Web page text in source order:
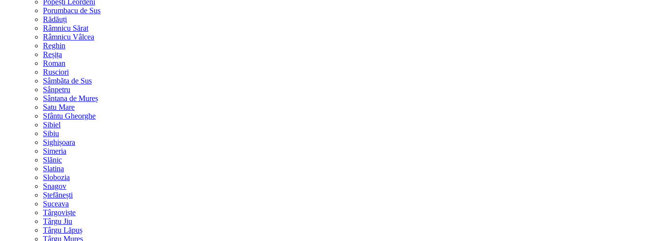
Popești Leordeni
Porumbacu de Sus
Rădăuți
Râmnicu Sărat
Râmnicu Vâlcea
Reghin
Reșița
Roman
Rusciori
Sâmbăta de Sus
Sânpetru
Sântana de Mureș
Satu Mare
Sfântu Gheorghe
Sibiel
Sibiu
Sighișoara
Simeria
Slănic
Slatina
Slobozia
Snagov
Ștefănești
Suceava
Târgoviște
Târgu Jiu
Târgu Lăpuș
Târgu Mureș